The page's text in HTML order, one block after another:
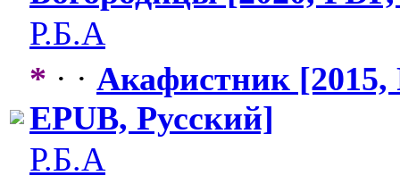
Р.Б.А
* · · Акафистник [2015,
EPUB, Русский]
Р.Б.А